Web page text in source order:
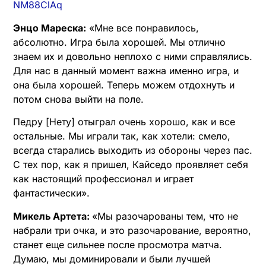
NM88ClAq
Энцо Мареска: «Мне все понравилось,
абсолютно. Игра была хорошей. Мы отлично
знаем их и довольно неплохо с ними справлялись.
Для нас в данный момент важна именно игра, и
она была хорошей. Теперь можем отдохнуть и
потом снова выйти на поле.
Педру [Нету] отыграл очень хорошо, как и все
остальные. Мы играли так, как хотели: смело,
всегда старались выходить из обороны через пас.
С тех пор, как я пришел, Кайседо проявляет себя
как настоящий профессионал и играет
фантастически».
Микель Артета: «Мы разочарованы тем, что не
набрали три очка, и это разочарование, вероятно,
станет еще сильнее после просмотра матча.
Думаю, мы доминировали и были лучшей